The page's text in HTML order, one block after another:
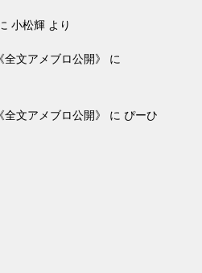
小松輝 より
文アメブロ公開》
に
文アメブロ公開》 に ぴーひ